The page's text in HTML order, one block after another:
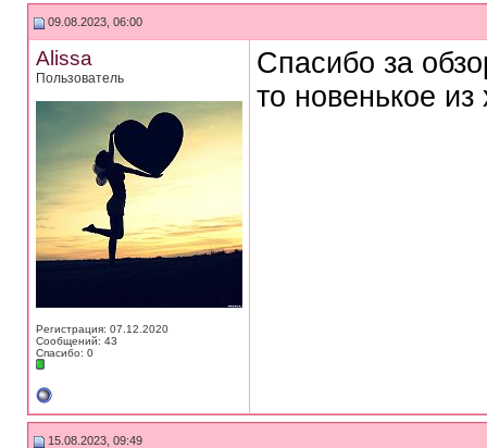
09.08.2023, 06:00
Alissa
Пользователь
Регистрация: 07.12.2020
Сообщений: 43
Спасибо: 0
Спасибо за
то новенькое
15.08.2023, 09:49